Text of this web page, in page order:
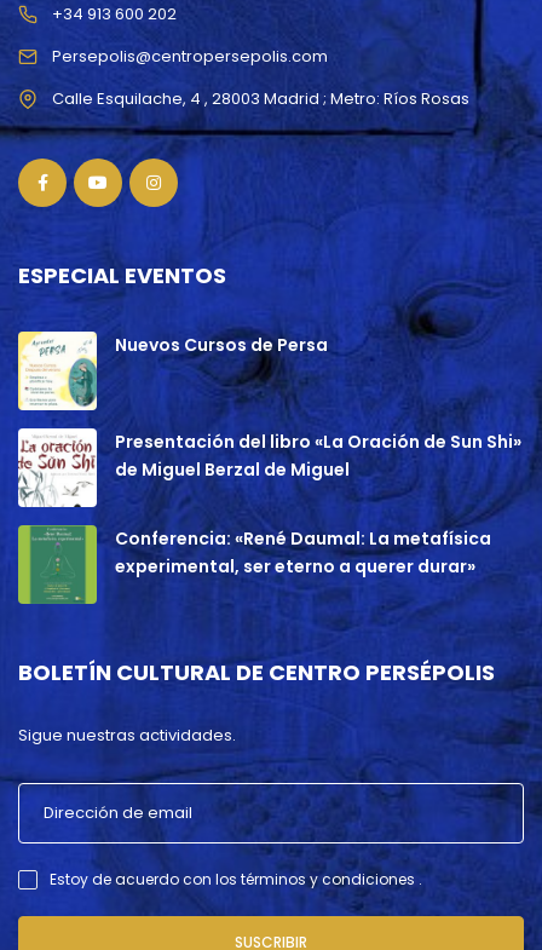
Persepolis@centropersepolis.com
+34 913 600 202
ESPECIAL EVENTOS
Nuevos Cursos de Persa
Presentación del libro «La Oración de Sun Shi»
de Miguel Berzal de Miguel
Conferencia: «René Daumal: La metafísica
experimental, ser eterno a querer durar»
BOLETÍN CULTURAL DE CENTRO PERSÉPOLIS
Sigue nuestras actividades.
Estoy de acuerdo con los términos y condiciones .
SUSCRIBIR